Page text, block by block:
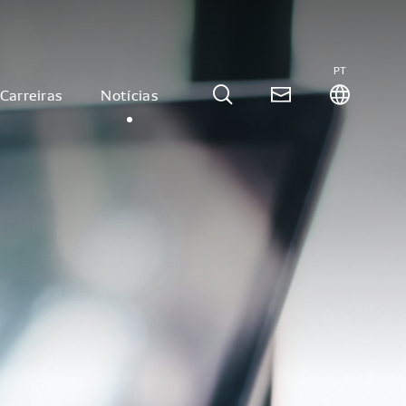
Carreiras Notícias
PT